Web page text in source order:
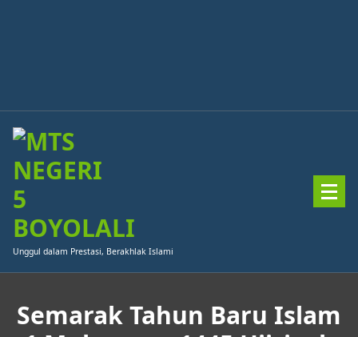
Unggul dalam Prestasi, Berakhlak Islami
Semarak Tahun Baru Islam